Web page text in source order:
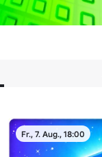
Fr., 7. Aug., 18:00